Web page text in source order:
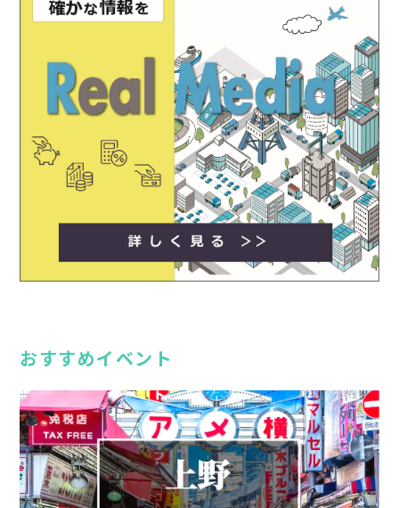
おすすめイベント